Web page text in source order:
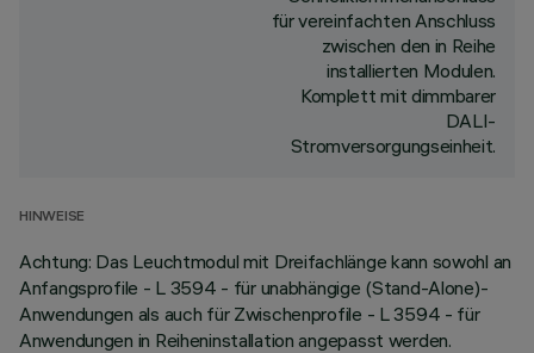
für vereinfachten Anschluss
zwischen den in Reihe
installierten Modulen.
Komplett mit dimmbarer
DALI-
Stromversorgungseinheit.
HINWEISE
Achtung: Das Leuchtmodul mit Dreifachlänge kann sowohl an
Anfangsprofile - L 3594 - für unabhängige (Stand-Alone)-
Anwendungen als auch für Zwischenprofile - L 3594 - für
Anwendungen in Reiheninstallation angepasst werden.